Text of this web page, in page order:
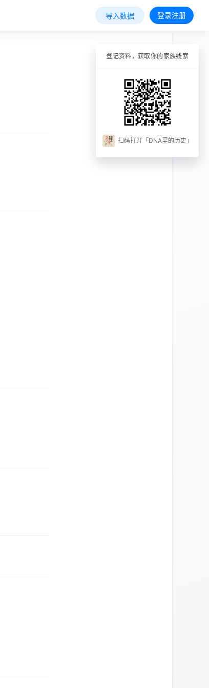
导入数据 登录注册
登记资料，获取你的家族线索
扫码打开「DNA里的历史」